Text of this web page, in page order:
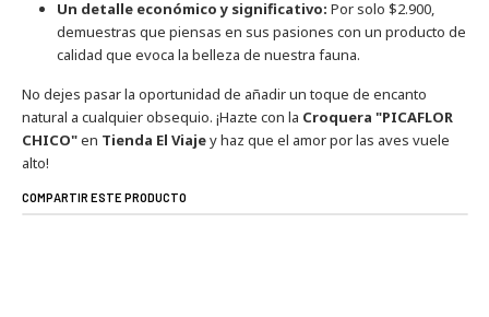
Un detalle económico y significativo: Por solo $2.900,
demuestras que piensas en sus pasiones con un producto de
calidad que evoca la belleza de nuestra fauna.
No dejes pasar la oportunidad de añadir un toque de encanto
natural a cualquier obsequio. ¡Hazte con la Croquera "PICAFLOR
CHICO"en Tienda El Viajey haz que el amor por las aves vuele
alto!
COMPARTIR ESTE PRODUCTO